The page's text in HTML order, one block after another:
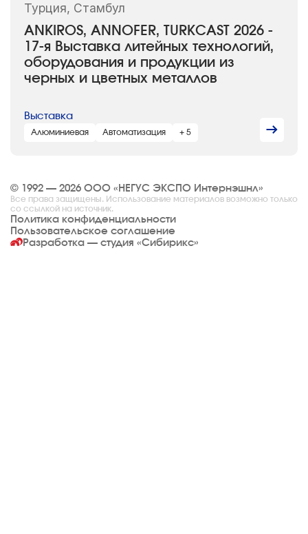
ANKIROS, ANNOFER, TURKCAST 2026 -
17-я Выставка литейных технологий,
оборудования и продукции из
черных и цветных металлов
Турция, Стамбул
Выставка
Алюминиевая Автоматизация + 5
© 1992 — 2026 ООО «НЕГУС ЭКСПО Интернэшнл»
Все права защищены. Использование материалов возможно только
со ссылкой на источник.
Политика конфиденциальности
Пользовательское соглашение
Разработка — студия «Сибирикс»